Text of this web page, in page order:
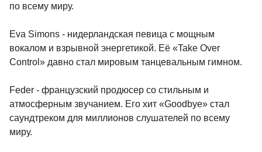
по всему миру.
Eva Simons - нидерландская певица с мощным
вокалом и взрывной энергетикой. Её «Take Over
Control» давно стал мировым танцевальным гимном.
Feder - французский продюсер со стильным и
атмосферным звучанием. Его хит «Goodbye» стал
саундтреком для миллионов слушателей по всему
миру.